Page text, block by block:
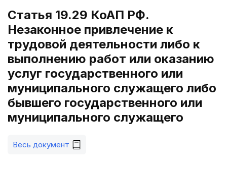
Статья 19.29 КоАП РФ.
Незаконное привлечение к
трудовой деятельности либо к
выполнению работ или оказанию
услуг государственного или
муниципального служащего либо
бывшего государственного или
муниципального служащего
Весь документ